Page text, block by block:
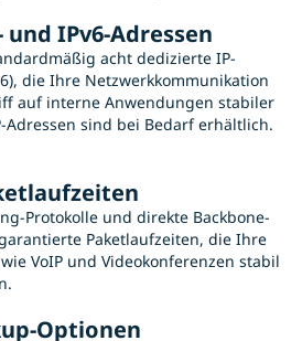
IPv6-Adressen
acht dedizierte IP-
die Ihre Netzwerkkommunikation
auf interne Anwendungen stabiler
Adressen sind bei Bedarf erhältlich.
Protokolle und direkte Backbone-
Paketlaufzeiten, die Ihre
VoIP und Videokonferenzen stabil
Optionen